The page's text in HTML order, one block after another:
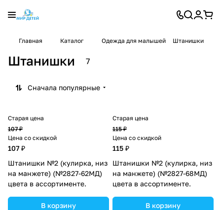
Главная Каталог Одежда для малышей Штанишки
Штанишки 7
Сначала популярные
Старая цена
107 ₽
Цена со скидкой
107 ₽
Штанишки №2 (кулирка, низ
на манжете) (№2827-62МД)
цвета в ассортименте.
В корзину
Старая цена
115 ₽
Цена со скидкой
115 ₽
Штанишки №2 (кулирка, низ
на манжете) (№2827-68МД)
цвета в ассортименте.
В корзину